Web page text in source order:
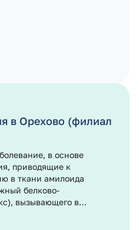
в Орехово (филиал
в основе
приводящие к
в ткани амилоида
белково-
вызывающего в